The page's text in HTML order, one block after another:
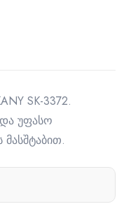
SK-3372.
უფასო